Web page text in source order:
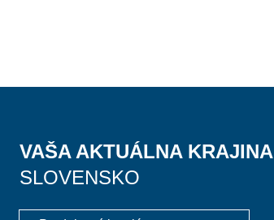
VAŠA AKTUÁLNA KRAJINA
SLOVENSKO